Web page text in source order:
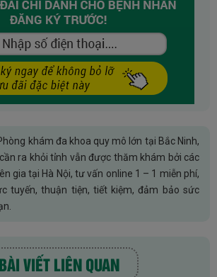
khám đa khoa quy mô lớn tại Bắc Ninh,
ra khỏi tỉnh vẫn được thăm khám bởi các
gia tại Hà Nội, tư vấn online 1 – 1 miễn phí,
tuyến, thuận tiện, tiết kiệm, đảm bảo sức
BÀI VIẾT LIÊN QUAN